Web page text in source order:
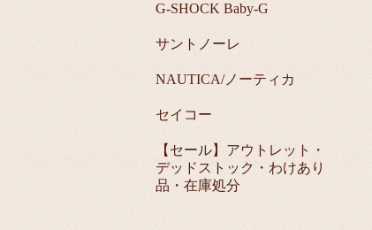
G-SHOCK Baby-G
サントノーレ
NAUTICA/ノーティカ
セイコー
【セール】アウトレット・
デッドストック・わけあり
品・在庫処分